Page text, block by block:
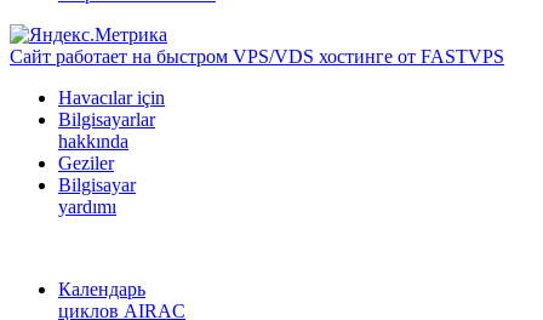
Сайт работает на быстром VPS/VDS хостинге от FASTVPS
Havacılar için
Bilgisayarlar
hakkında
Geziler
Bilgisayar
yardımı
Календарь
циклов AIRAC